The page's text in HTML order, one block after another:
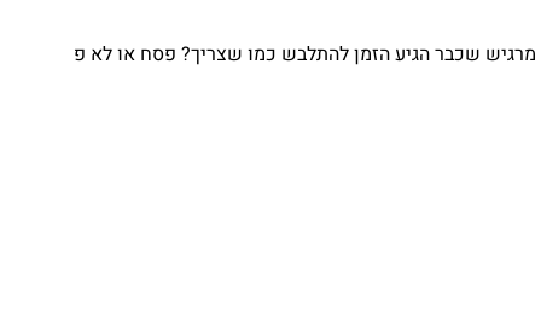
הזמן להתלבש כמו שצריך? פסח או לא פ